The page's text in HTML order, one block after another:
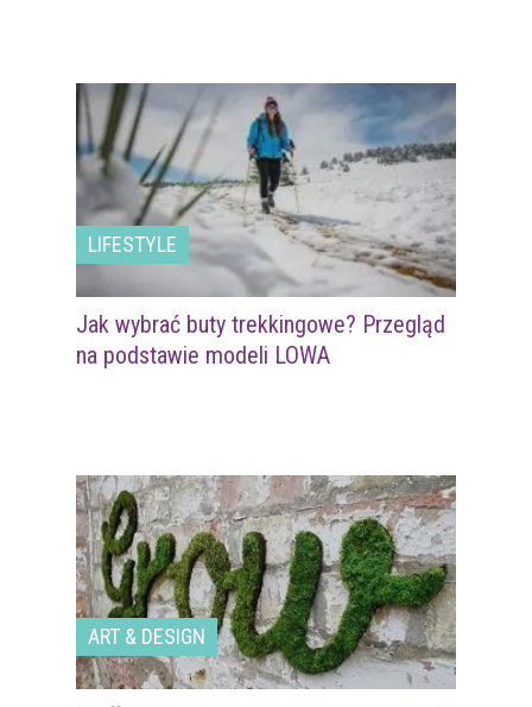
LIFESTYLE
Jak wybrać buty trekkingowe? Przegląd
na podstawie modeli LOWA
ART & DESIGN